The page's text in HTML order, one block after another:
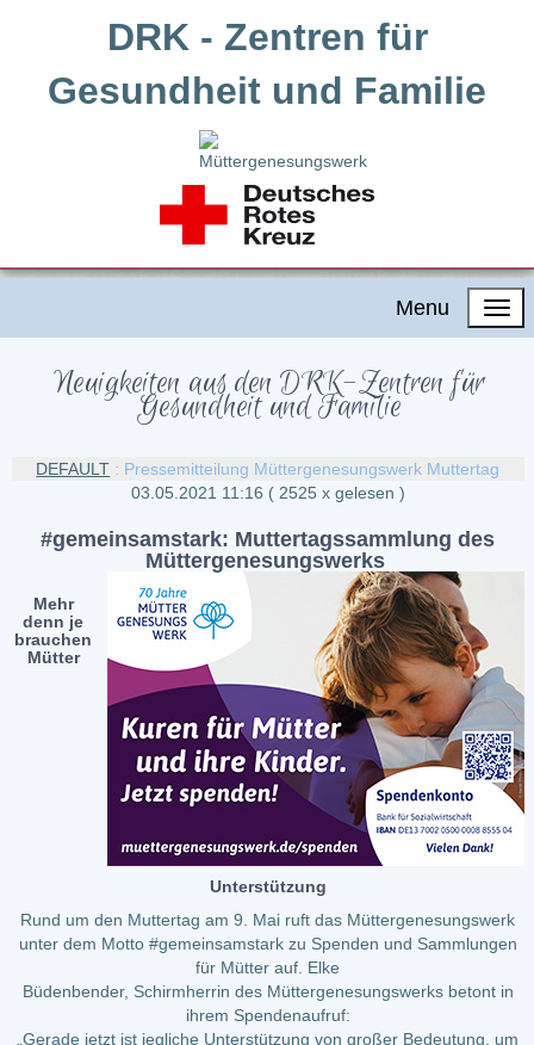
DRK - Zentren für
Gesundheit und Familie
Menu
Neuigkeiten aus den DRK-Zentren für
Gesundheit und Familie
DEFAULT : Pressemitteilung Müttergenesungswerk Muttertag
03.05.2021 11:16 ( 2525 x gelesen )
#gemeinsamstark: Muttertagssammlung des
Müttergenesungswerks
Mehr
denn je
brauchen
Mütter
Unterstützung
Rund um den Muttertag am 9. Mai ruft das Müttergenesungswerk
unter dem Motto #gemeinsamstark zu Spenden und Sammlungen
für Mütter auf. Elke
Büdenbender, Schirmherrin des Müttergenesungswerks betont in
ihrem Spendenaufruf:
„Gerade jetzt ist jegliche Unterstützung von großer Bedeutung, um